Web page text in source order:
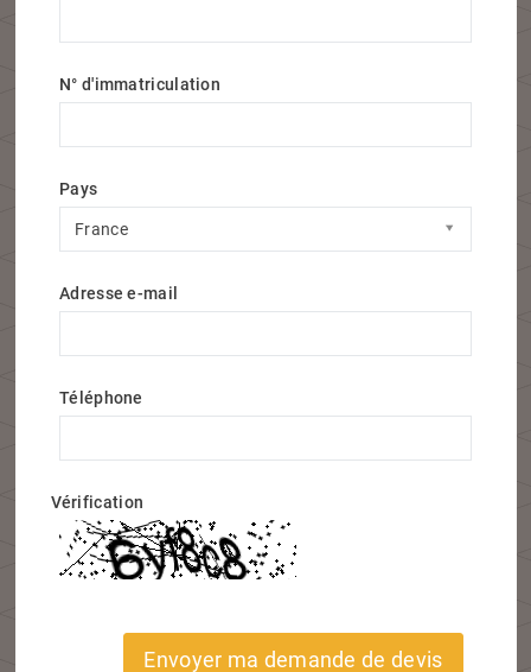
N° d'immatriculation
Pays
France
Pays
Adresse e-mail
Téléphone
Vérification
Envoyer ma demande de devis